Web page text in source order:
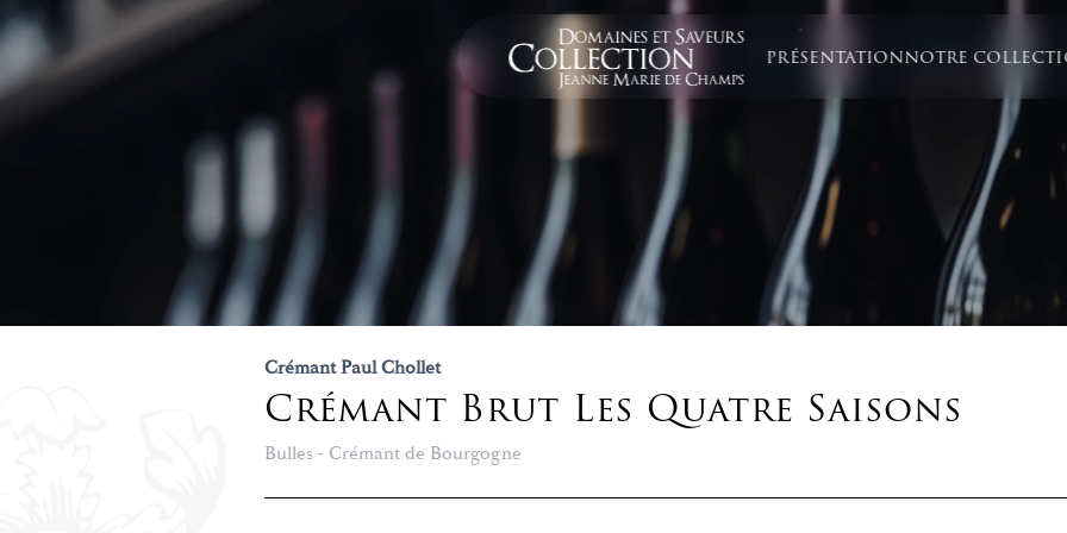
PRÉSENTATIONNOTRE
Crémant Paul Chollet
Crémant Brut Les Quatre Saisons
Bulles - Crémant de Bourgogne